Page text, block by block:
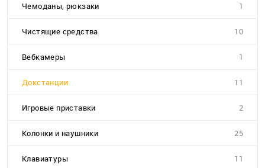
Чемоданы, рюкзаки 1
Чистящие средства 10
Вебкамеры 1
Докстанции 11
Игровые приставки 2
Колонки и наушники 25
Клавиатуры 11